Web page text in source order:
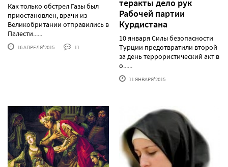
Как только обстрел Газы был
приостановлен, врачи из
Великобритании отправились в
Палести......
16 АПРЕЛЯ'2015 11
теракты дело рук
Рабочей партии
Курдистана
10 января Силы безопасности
Турции предотвратили второй
за день террористический акт в
о......
11 ЯНВАРЯ'2015